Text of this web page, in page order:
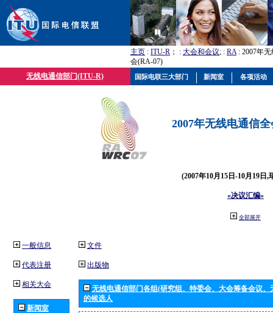
主页 : ITU-R ； : 大会和会议; : RA: 2007年
会(RA-07)
无线电通信部门(ITU-R)
2007年无线电通信
(2007年10月15日-10月19日,
«决议汇编»
全部展开
一般信息
代表注册
相关大会
新闻室
文件
出版物
无线电通信部门各组(研究组、特委会、大会筹备会议
的候选人
国际电联三大部门 新闻室 各项活动